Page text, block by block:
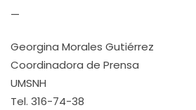
—
Georgina Morales Gutiérrez
Coordinadora de Prensa
UMSNH
Tel. 316-74-38